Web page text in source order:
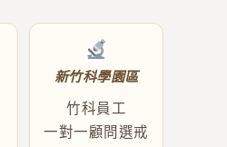
新竹科學園區
竹科員工
一對一顧問選戒